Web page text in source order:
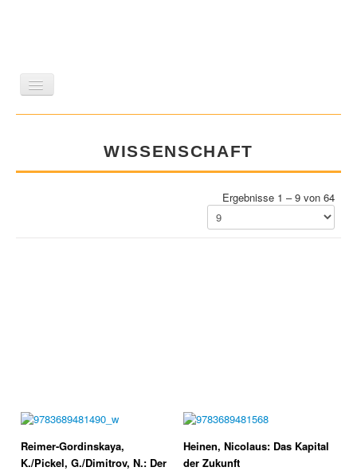
GESCHICHTE
WISSENSCHAFT
WISSENSCHAFT
Ergebnisse 1 – 9 von 64
Reimer-Gordinskaya,
K./Pickel, G./Dimitrov, N.: Der
Heinen, Nicolaus: Das Kapital
der Zukunft